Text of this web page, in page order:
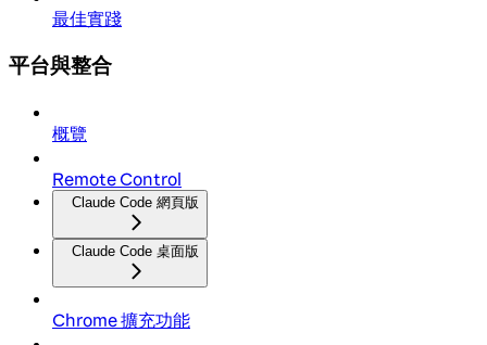
最佳實踐
平台與整合
概覽
Remote Control
Claude Code 網頁版
Claude Code 桌面版
Chrome 擴充功能